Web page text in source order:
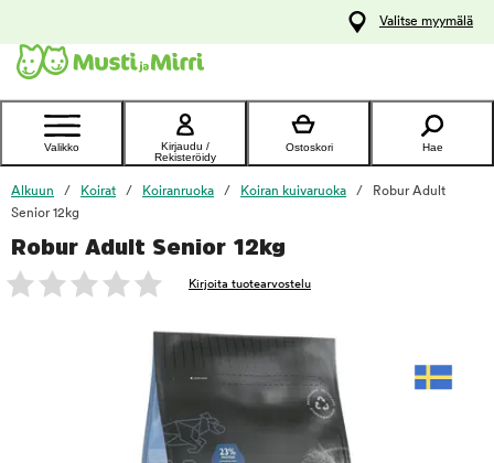
Ota yhteyttä
asiakaspalveluun
Valitse myymälä
Valikko
Kirjaudu /
Rekisteröidy
Ostoskori Hae
Alkuun Koirat Koiranruoka Koiran kuivaruoka
Robur Adult
Senior 12kg
Robur Adult Senior 12kg
Kirjoita tuotearvostelu
foo